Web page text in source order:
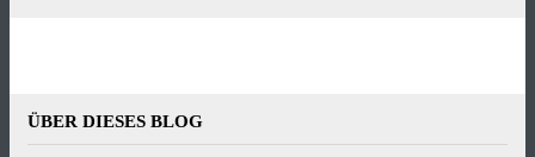
ÜBER DIESES BLOG